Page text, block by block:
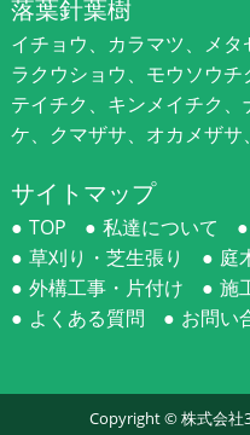
落葉針葉樹
イチョウ、カラマツ、メタ
ラクウショウ、モウソウ
テイチク、キンメイチク
ケ、クマザサ、オカメザ
サイトマップ
TOP 私達について
草刈り・芝生張り
庭
外構工事・片付け
施
よくある質問
お問い
Copyright ©株式会社